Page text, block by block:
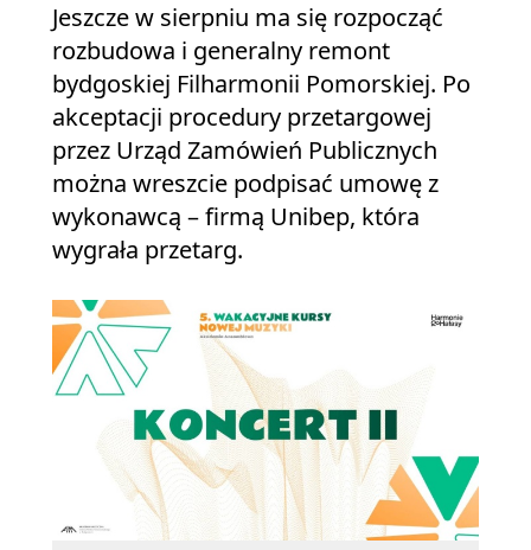
Jeszcze w sierpniu ma się rozpocząć
rozbudowa i generalny remont
bydgoskiej Filharmonii Pomorskiej. Po
akceptacji procedury przetargowej
przez Urząd Zamówień Publicznych
można wreszcie podpisać umowę z
wykonawcą – firmą Unibep, która
wygrała przetarg.